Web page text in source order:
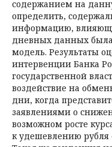
содержанием на
определить,
информацию,
дневных данных была
модель. Результаты
интервенции Банка
государственной
воздействие на
дни, когда
заявлениями о
возможном росте
к удешевлению рубля